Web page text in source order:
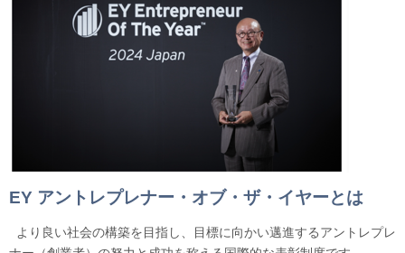
EY アントレプレナー・オブ・ザ・イヤーとは
より良い社会の構築を目指し、目標に向かい邁進するアントレプレ